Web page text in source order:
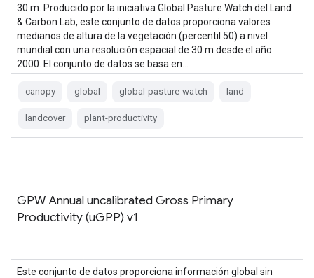
30 m. Producido por la iniciativa Global Pasture Watch del Land
& Carbon Lab, este conjunto de datos proporciona valores
medianos de altura de la vegetación (percentil 50) a nivel
mundial con una resolución espacial de 30 m desde el año
2000. El conjunto de datos se basa en…
canopy global global-pasture-watch land
landcover plant-productivity
GPW Annual uncalibrated Gross Primary
Productivity (uGPP) v1
Este conjunto de datos proporciona información global sin